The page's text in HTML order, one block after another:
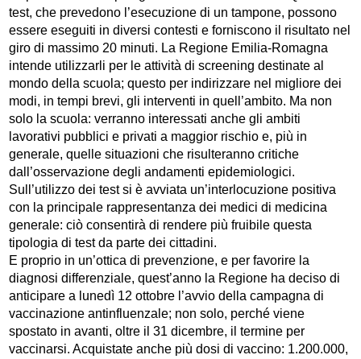
test, che prevedono l’esecuzione di un tampone, possono
essere eseguiti in diversi contesti e forniscono il risultato nel
giro di massimo 20 minuti. La Regione Emilia-Romagna
intende utilizzarli per le attività di screening destinate al
mondo della scuola; questo per indirizzare nel migliore dei
modi, in tempi brevi, gli interventi in quell’ambito. Ma non
solo la scuola: verranno interessati anche gli ambiti
lavorativi pubblici e privati a maggior rischio e, più in
generale, quelle situazioni che risulteranno critiche
dall’osservazione degli andamenti epidemiologici.
Sull’utilizzo dei test si è avviata un’interlocuzione positiva
con la principale rappresentanza dei medici di medicina
generale: ciò consentirà di rendere più fruibile questa
tipologia di test da parte dei cittadini.
E proprio in un’ottica di prevenzione, e per favorire la
diagnosi differenziale, quest’anno la Regione ha deciso di
anticipare a lunedì 12 ottobre l’avvio della campagna di
vaccinazione antinfluenzale; non solo, perché viene
spostato in avanti, oltre il 31 dicembre, il termine per
vaccinarsi. Acquistate anche più dosi di vaccino: 1.200.000,